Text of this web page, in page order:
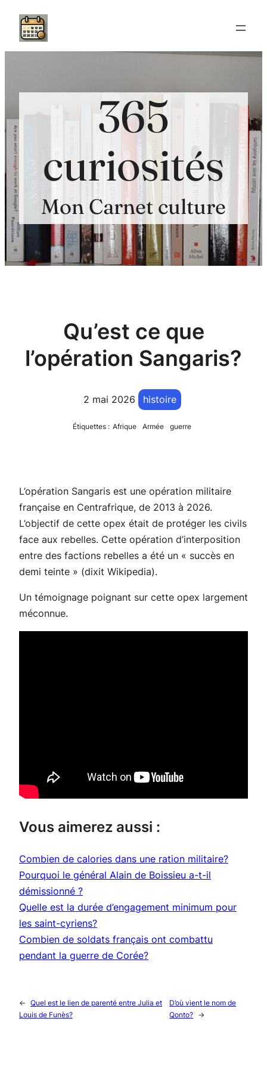
Aller
contenu
365
curiosités
Mon Carnet culture
Qu’est ce que
l’opération Sangaris?
2 mai 2026 histoire
Étiquettes : Afrique Armée guerre
L’opération Sangaris est une opération militaire
française en Centrafrique, de 2013 à 2026.
L’objectif de cette opex était de protéger les civils
face aux rebelles. Cette opération d’interposition
entre des factions rebelles a été un « succès en
demi teinte » (dixit Wikipedia).
Un témoignage poignant sur cette opex largement
méconnue.
Vous aimerez aussi :
Combien de calories dans une ration militaire?
Pourquoi le général Alain de Boissieu a-t-il
démissionné ?
Quelle est la durée d’engagement minimum pour
les saint-cyriens?
Combien de soldats français ont combattu
pendant la guerre de Corée?
← Quel est le lien de parenté entre Julia et
Louis de Funès?
D’où vient le nom de
Qonto? →